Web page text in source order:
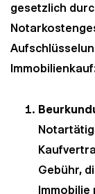
gesetzlich
Gebühr,
Immobilie